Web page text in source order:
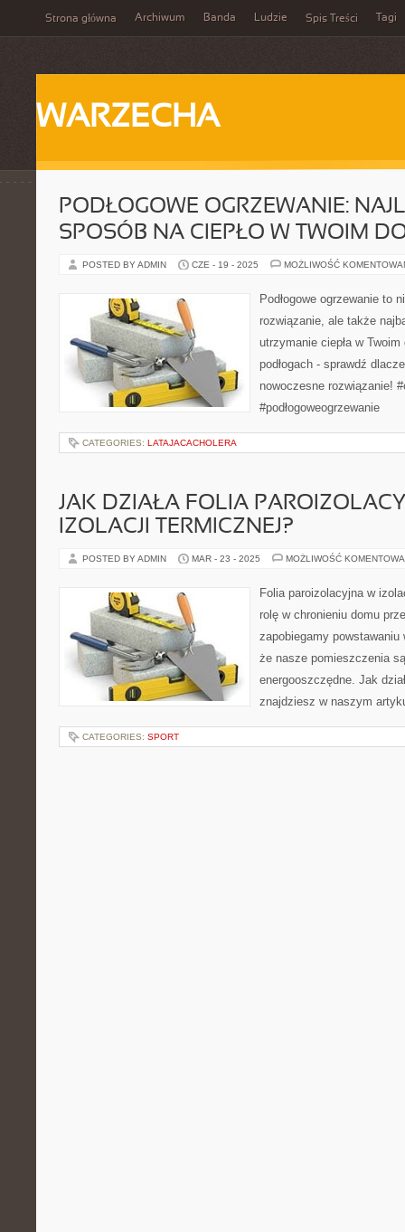
Strona główna Archiwum Banda Ludzie Spis Treści Tagi
WARZECHA
PODŁOGOWE OGRZEWANIE:
SPOSÓB NA CIEPŁO W TWOIM
POSTED BY ADMIN CZE - 19 - 2025 MOŻLIWOŚĆ
Podłogowe ogrzewanie to
rozwiązanie, ale także
utrzymanie ciepła w
podłogach - sprawdź
nowoczesne rozwiązanie!
#podłogoweogrzewanie
CATEGORIES: LATAJACACHOLERA
JAK DZIAŁA FOLIA
IZOLACJI TERMICZNEJ?
POSTED BY ADMIN MAR - 23 - 2025 MOŻLIWOŚĆ
Folia paroizolacyjna w
rolę w chronieniu domu
zapobiegamy
że nasze pomieszczenia
energooszczędne. Jak
znajdziesz w naszym
CATEGORIES: SPORT